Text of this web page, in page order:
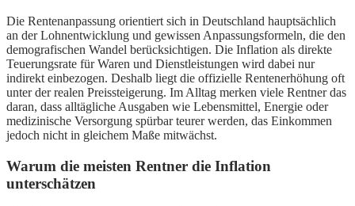
Die Rentenanpassung orientiert sich in Deutschland hauptsächlich
an der Lohnentwicklung und gewissen Anpassungsformeln, die den
demografischen Wandel berücksichtigen. Die Inflation als direkte
Teuerungsrate für Waren und Dienstleistungen wird dabei nur
indirekt einbezogen. Deshalb liegt die offizielle Rentenerhöhung oft
unter der realen Preissteigerung. Im Alltag merken viele Rentner das
daran, dass alltägliche Ausgaben wie Lebensmittel, Energie oder
medizinische Versorgung spürbar teurer werden, das Einkommen
jedoch nicht in gleichem Maße mitwächst.
Warum die meisten Rentner die Inflation
unterschätzen